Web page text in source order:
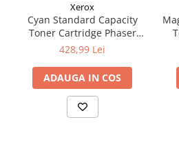
Xerox
Cyan Standard Capacity
Toner Cartridge Phaser
6510/WorkCentre 6515
428,99 Lei
ADAUGA IN COS